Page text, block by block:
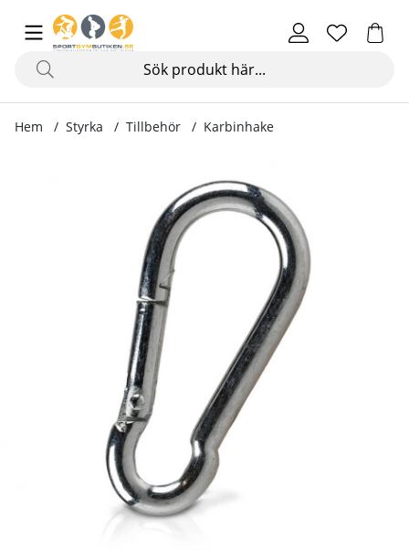
Hem Styrka Tillbehör Karbinhake